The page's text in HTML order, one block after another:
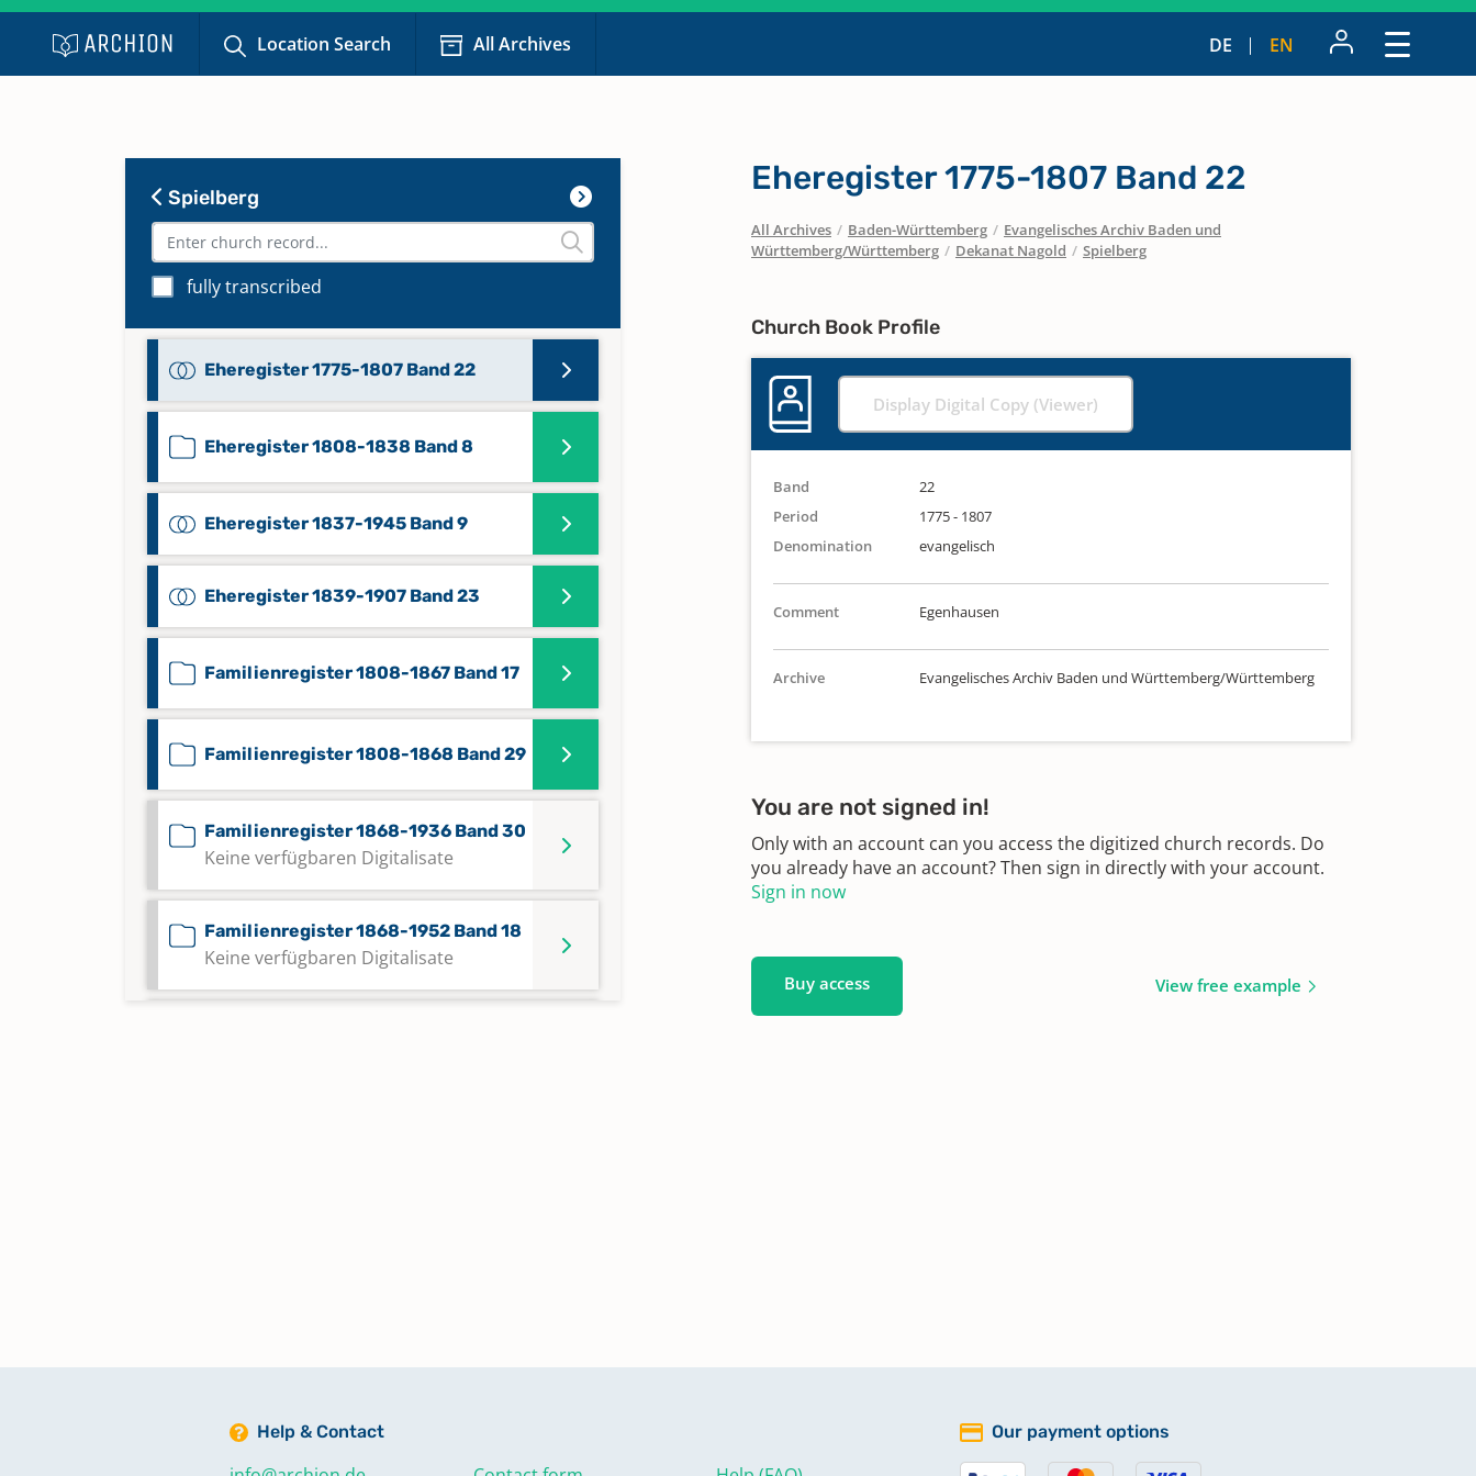
Location Search All Archives DE EN
Spielberg
fully transcribed
Eheregister 1775-1807 Band 22
Eheregister 1808-1838 Band 8
Eheregister 1837-1945 Band 9
Eheregister 1839-1907 Band 23
Familienregister 1808-1867 Band 17
Familienregister 1808-1868 Band 29
Familienregister 1868-1936 Band 30
Keine verfügbaren Digitalisate
Familienregister 1868-1952 Band 18
Keine verfügbaren Digitalisate
Eheregister 1775-1807 Band 22
All Archives / Baden-Württemberg / Evangelisches Archiv Baden und
Württemberg/Württemberg / Dekanat Nagold / Spielberg
Church Book Profile
Display Digital Copy (Viewer)
Band
22
Period
1775 - 1807
Denomination
evangelisch
Comment Egenhausen
Archive Evangelisches Archiv Baden und Württemberg/Württemberg
You are not signed in!
Only with an account can you access the digitized church records. Do
you already have an account? Then sign in directly with your account.
Sign in now
Buy access View free example
Help & Contact Our payment options